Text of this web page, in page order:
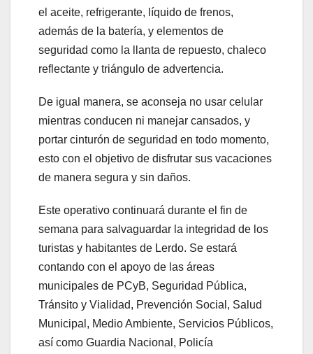
el aceite, refrigerante, líquido de frenos,
además de la batería, y elementos de
seguridad como la llanta de repuesto, chaleco
reflectante y triángulo de advertencia.
De igual manera, se aconseja no usar celular
mientras conducen ni manejar cansados, y
portar cinturón de seguridad en todo momento,
esto con el objetivo de disfrutar sus vacaciones
de manera segura y sin daños.
Este operativo continuará durante el fin de
semana para salvaguardar la integridad de los
turistas y habitantes de Lerdo. Se estará
contando con el apoyo de las áreas
municipales de PCyB, Seguridad Pública,
Tránsito y Vialidad, Prevención Social, Salud
Municipal, Medio Ambiente, Servicios Públicos,
así como Guardia Nacional, Policía